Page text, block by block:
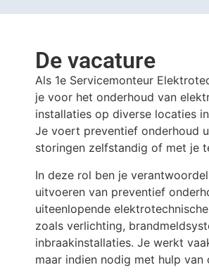
De vacature
Als 1e Servicemonteur
je voor het onderhoud van
installaties op diverse locaties
Je voert preventief onderhoud
storingen zelfstandig of met je
In deze rol ben je
uitvoeren van preventief
uiteenlopende
zoals verlichting,
inbraakinstallaties. Je werkt
maar indien nodig met hulp van